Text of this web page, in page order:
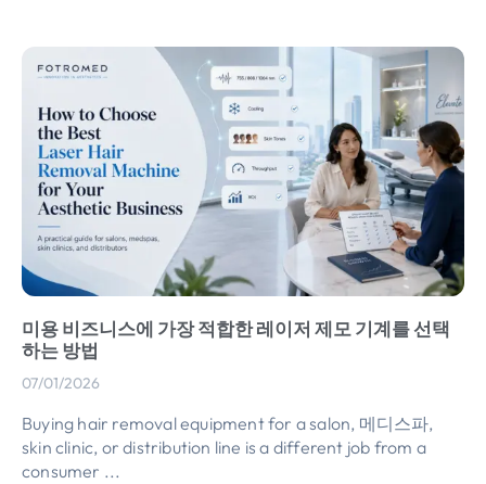
미용 비즈니스에 가장 적합한 레이저 제모 기계를 선택
하는 방법
07/01/2026
Buying hair removal equipment for a salon, 메디스파,
skin clinic, or distribution line is a different job from a
consumer ...